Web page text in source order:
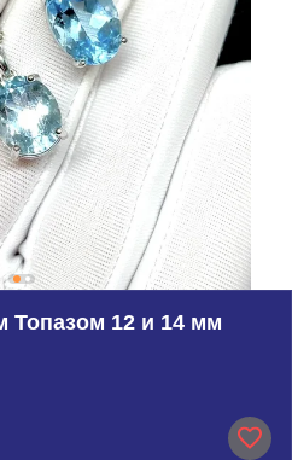
Топазом 12 и 14 мм